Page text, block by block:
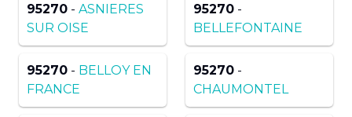
95270 - ASNIERES
SUR OISE
95270 -
BELLEFONTAINE
95270 - BELLOY EN
FRANCE
95270 -
CHAUMONTEL